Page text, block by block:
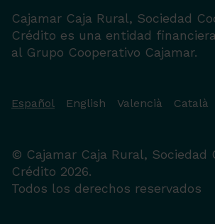
Cajamar Caja Rural, Sociedad
Crédito es una entidad
al Grupo Cooperativo Cajamar.
Español English Valencià Català
© Cajamar Caja Rural, Sociedad
Crédito 2026.
Todos los derechos reservados